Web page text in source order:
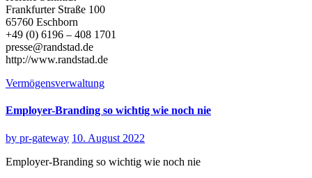
Frankfurter Straße 100
65760 Eschborn
+49 (0) 6196 – 408 1701
presse@randstad.de
http://www.randstad.de
Vermögensverwaltung
Employer-Branding so wichtig wie noch nie
by pr-gateway 10. August 2022
Employer-Branding so wichtig wie noch nie